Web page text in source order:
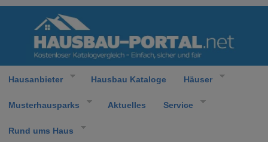
Hausanbieter Hausbau Kataloge Häuser
Musterhausparks Aktuelles Service
Rund ums Haus